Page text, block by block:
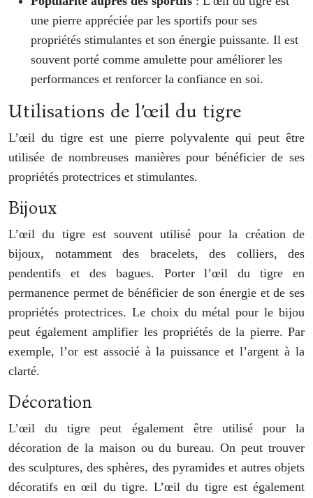
une pierre appréciée par les sportifs pour ses
propriétés stimulantes et son énergie puissante. Il est
souvent porté comme amulette pour améliorer les
performances et renforcer la confiance en soi.
Utilisations de l’œil du tigre
L’œil du tigre est une pierre polyvalente qui peut être
utilisée de nombreuses manières pour bénéficier de ses
propriétés protectrices et stimulantes.
Bijoux
L’œil du tigre est souvent utilisé pour la création de
bijoux, notamment des bracelets, des colliers, des
pendentifs et des bagues. Porter l’œil du tigre en
permanence permet de bénéficier de son énergie et de ses
propriétés protectrices. Le choix du métal pour le bijou
peut également amplifier les propriétés de la pierre. Par
exemple, l’or est associé à la puissance et l’argent à la
clarté.
Décoration
L’œil du tigre peut également être utilisé pour la
décoration de la maison ou du bureau. On peut trouver
des sculptures, des sphères, des pyramides et autres objets
décoratifs en œil du tigre. L’œil du tigre est également